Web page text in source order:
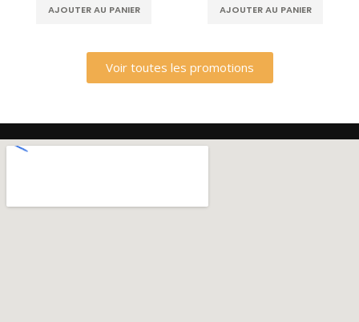
AJOUTER AU PANIER AJOUTER AU PANIER
Voir toutes les promotions